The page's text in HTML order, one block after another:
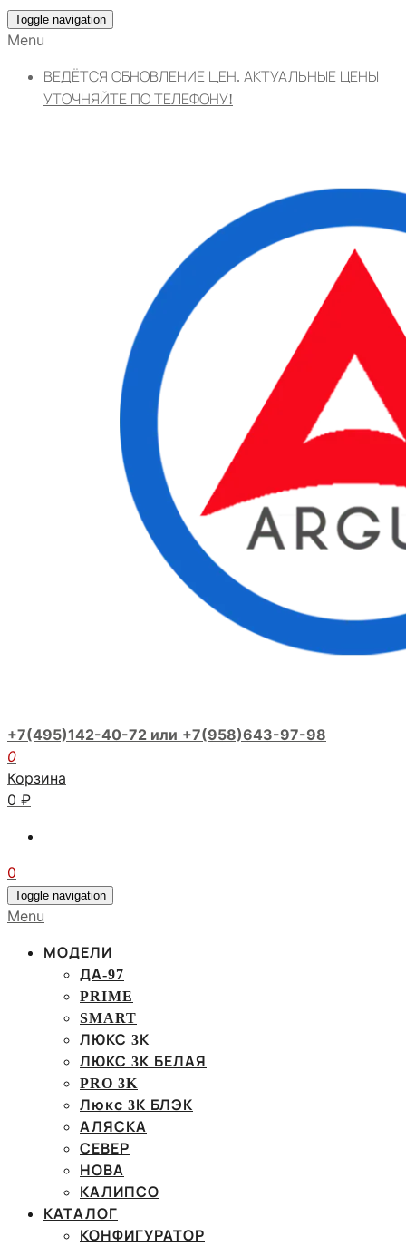
Toggle navigation
Menu
ВЕДЁТСЯ ОБНОВЛЕНИЕ ЦЕН. АКТУАЛЬНЫЕ ЦЕНЫ
УТОЧНЯЙТЕ ПО ТЕЛЕФОНУ!
+7(495)142-40-72 или +7(958)643-97-98
0
Корзина
0 ₽
0
Toggle navigation
Menu
МОДЕЛИ
ДА-97
PRIME
SMART
ЛЮКС 3К
ЛЮКС 3К БЕЛАЯ
PRO 3K
Люкс 3К БЛЭК
АЛЯСКА
СЕВЕР
НОВА
КАЛИПСО
КАТАЛОГ
КОНФИГУРАТОР